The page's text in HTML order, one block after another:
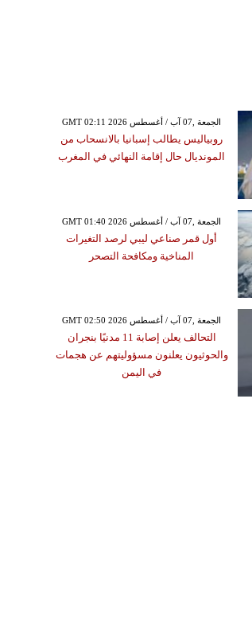
GMT 02:11 2026 الجمعة ,07 آب / أغسطس
روبياليس يطالب إسبانيا بالانسحاب من
المونديال حال إقامة النهائي في المغرب
GMT 01:40 2026 الجمعة ,07 آب / أغسطس
أول قمر صناعي ليبي لرصد التغيرات
المناخية ومكافحة التصحر
GMT 02:50 2026 الجمعة ,07 آب / أغسطس
التحالف يعلن إصابة 11 مدنيًا بنجران
والحوثيون يعلنون مسؤوليتهم عن هجمات
في اليمن